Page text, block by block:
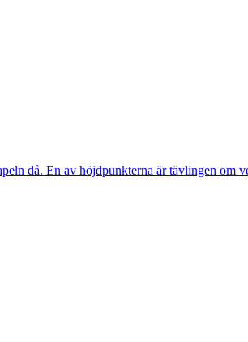
då. En av höjdpunkterna är tävlingen om